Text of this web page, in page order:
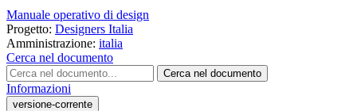
Manuale operativo di design
Progetto: Designers Italia
Amministrazione: italia
Cerca nel documento
Cerca nel documento
Informazioni
versione-corrente